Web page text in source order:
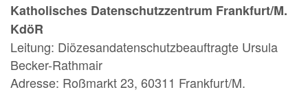
Katholisches Datenschutzzentrum Frankfurt/M.
KdöR
Leitung: Diözesandatenschutzbeauftragte Ursula
Becker-Rathmair
Adresse: Roßmarkt 23, 60311 Frankfurt/M.